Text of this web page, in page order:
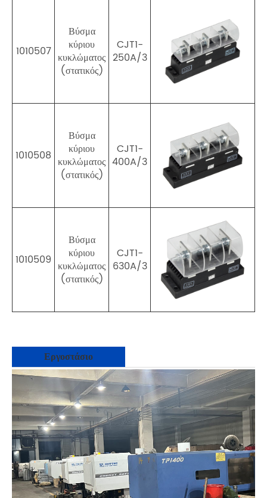
1010507
Βύσμα
κύριου
κυκλώματος
(στατικός)
CJT1-
250A/3
1010508
Βύσμα
κύριου
κυκλώματος
(στατικός)
CJT1-
400A/3
1010509
Βύσμα
κύριου
κυκλώματος
(στατικός)
CJT1-
630A/3
Εργοστάσιο